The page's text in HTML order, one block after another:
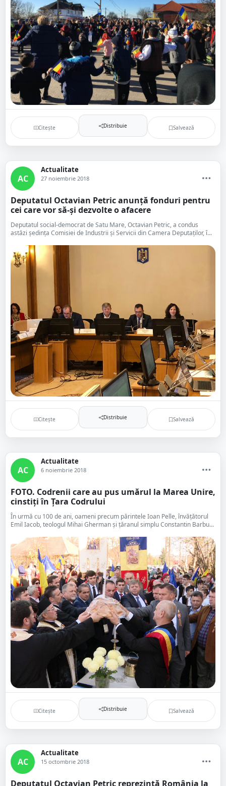
Citește Distribuie Salvează
AC
Actualitate
27 noiembrie 2018
Deputatul Octavian Petric anunță fonduri pentru
cei care vor să-și dezvolte o afacere
Deputatul social-democrat de Satu Mare, Octavian Petric, a condus
astăzi ședința Comisiei de Industrii și Servicii din Camera Deputaților, î...
Citește Distribuie Salvează
AC
Actualitate
6 noiembrie 2018
FOTO. Codrenii care au pus umărul la Marea Unire,
cinstiți în Țara Codrului
În urmă cu 100 de ani, oameni precum părintele Ioan Pelle, învățătorul
Emil Iacob, teologul Mihai Gherman și țăranul simplu Constantin Barbu...
Citește Distribuie Salvează
AC
Actualitate
15 octombrie 2018
Deputatul Octavian Petric reprezintă România la